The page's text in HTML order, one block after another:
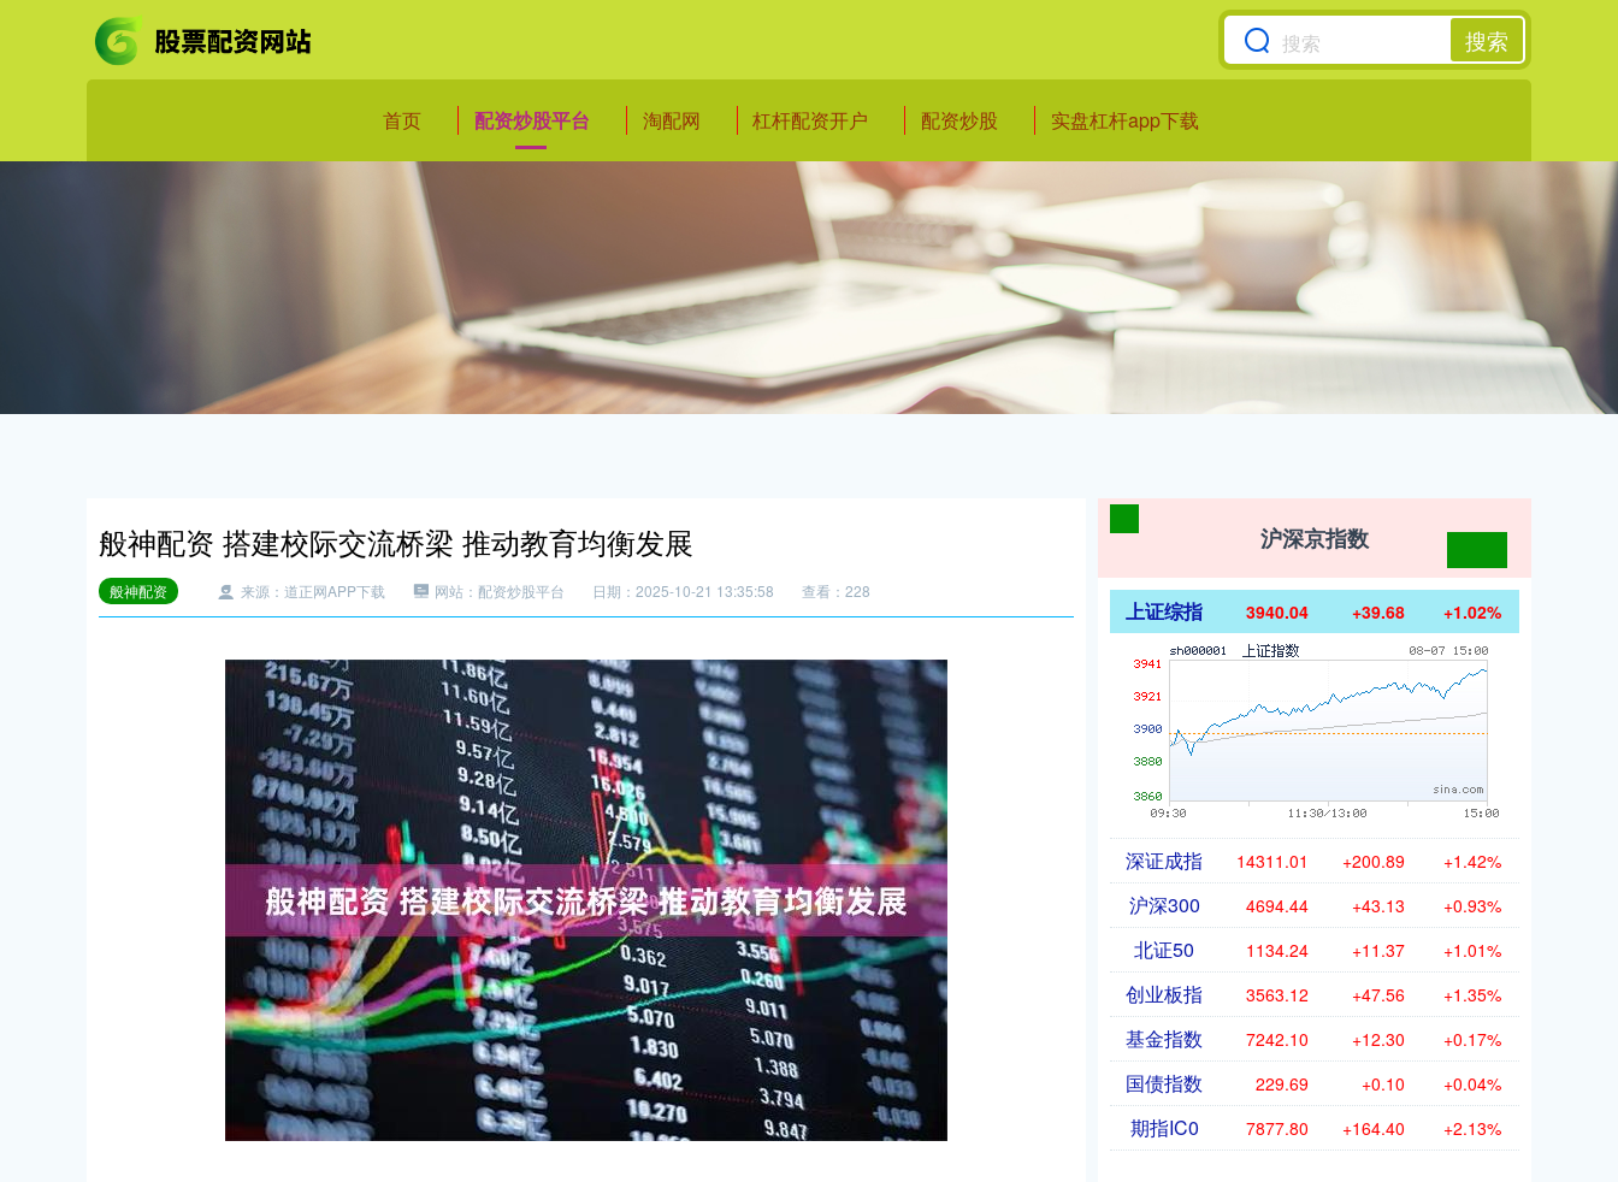
搜索
首页 配资炒股平台 淘配网 杠杆配资开户 配资炒股 实盘杠杆app下载
般神配资 搭建校际交流桥梁 推动教育均衡发展
般神配资 来源：道正网APP下载 网站：配资炒股平台 日期：2025-10-21 13:35:58 查看：228
沪深京指数
上证综指 3940.04 +39.68 +1.02%
深证成指 14311.01 +200.89 +1.42%
沪深300 4694.44 +43.13 +0.93%
北证50 1134.24 +11.37 +1.01%
创业板指 3563.12 +47.56 +1.35%
基金指数 7242.10 +12.30 +0.17%
国债指数 229.69 +0.10 +0.04%
期指IC0 7877.80 +164.40 +2.13%